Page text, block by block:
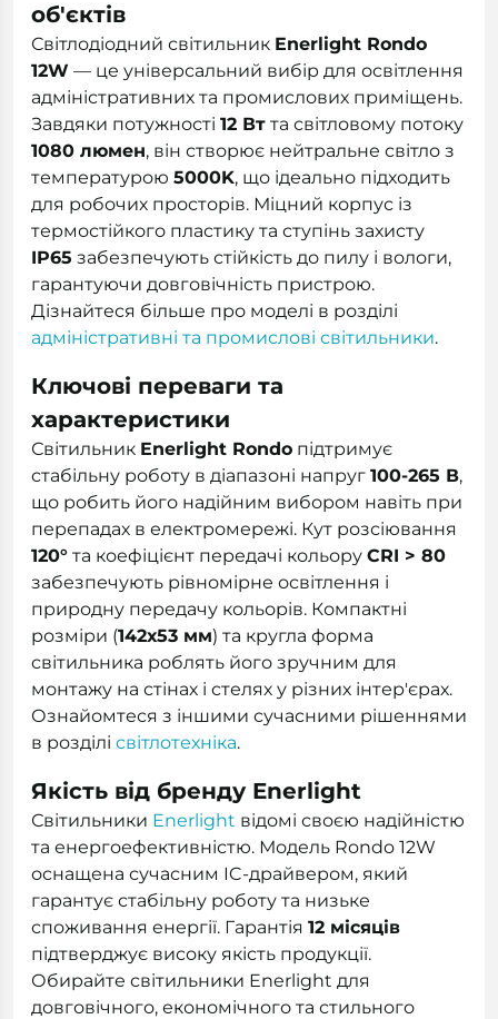
об'єктів
Світлодіодний світильник Enerlight Rondo
12W — це універсальний вибір для освітлення
адміністративних та промислових приміщень.
Завдяки потужності 12 Вт та світловому потоку
1080 люмен, він створює нейтральне світло з
температурою 5000K, що ідеально підходить
для робочих просторів. Міцний корпус із
термостійкого пластику та ступінь захисту
IP65 забезпечують стійкість до пилу і вологи,
гарантуючи довговічність пристрою.
Дізнайтеся більше про моделі в розділі
адміністративні та промислові світильники.
Ключові переваги та
характеристики
Світильник Enerlight Rondo підтримує
стабільну роботу в діапазоні напруг 100-265 В,
що робить його надійним вибором навіть при
перепадах в електромережі. Кут розсіювання
120° та коефіцієнт передачі кольору CRI > 80
забезпечують рівномірне освітлення і
природну передачу кольорів. Компактні
розміри (142х53 мм) та кругла форма
світильника роблять його зручним для
монтажу на стінах і стелях у різних інтер'єрах.
Ознайомтеся з іншими сучасними рішеннями
в розділі світлотехніка.
Якість від бренду Enerlight
Світильники Enerlight відомі своєю надійністю
та енергоефективністю. Модель Rondo 12W
оснащена сучасним IC-драйвером, який
гарантує стабільну роботу та низьке
споживання енергії. Гарантія 12 місяців
підтверджує високу якість продукції.
Обирайте світильники Enerlight для
довговічного, економічного та стильного